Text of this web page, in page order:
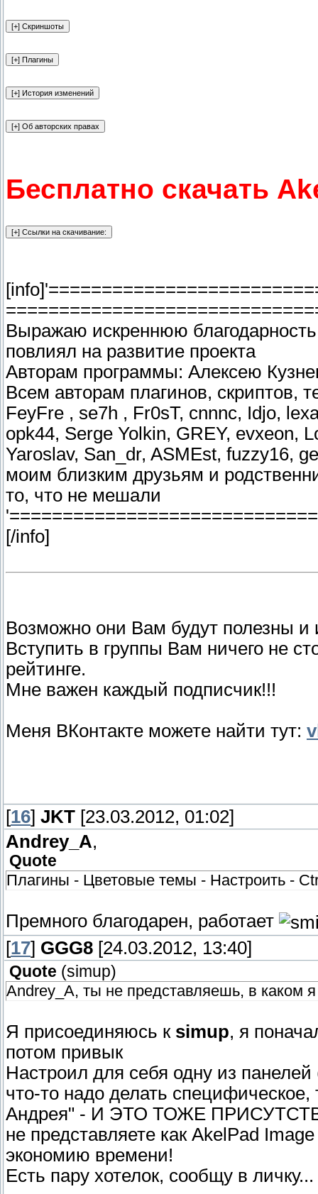
Бесплатно скачать
Выражаю искреннюю
повлиял на развитие проекта
Авторам программы: Алексею
Всем авторам плагинов, скриптов,
FeyFre , se7h , Fr0sT, cnnnc, Idjo,
opk44, Serge Yolkin, GREY, evxeon,
Yaroslav, San_dr, ASMEst, fuzzy16,
моим близким друзьям и
то, что не мешали
[/info]
Возможно они Вам будут полезны и
Вступить в группы Вам ничего не
рейтинге.
Мне важен каждый подписчик!!!
Меня ВКонтакте можете найти тут:
[16] JKT [23.03.2012, 01:02]
Andrey_A,
Quote
Плагины - Цветовые темы - Настроить -
Премного благодарен, работает
[17] GGG8 [24.03.2012, 13:40]
Quote (simup)
Andrey_A, ты не представляешь, в каком я
Я присоединяюсь к simup, я
потом привык
Настроил для себя одну из
что-то надо делать специфическое,
Андрея" - И ЭТО ТОЖЕ
не представляете как AkelPad
экономию времени!
Есть пару хотелок, сообщу в личку...